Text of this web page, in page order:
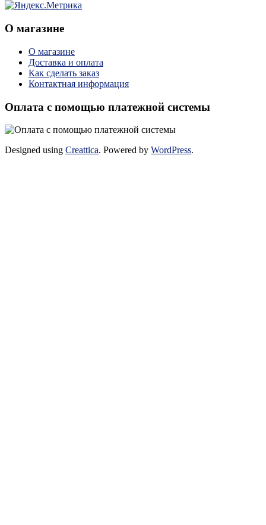
О магазине
О магазине
Доставка и оплата
Как сделать заказ
Контактная информация
Оплата с помощью платежной системы
Designed using Creattica. Powered by WordPress.